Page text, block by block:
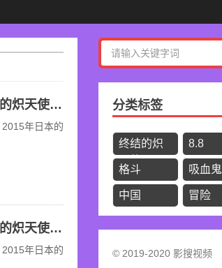
终结的炽天使(2015日本8.8分格斗,吸血鬼片)终结的炽天使 第5话 与黑鬼的契约
年日本的
终结的炽天使(2015日本8.8分格斗,吸血鬼片)终结的炽天使 第4话 吸血鬼米迦尔
年日本的
分类标签
终结的炽
天使
8.8
格斗 吸血鬼
中国 冒险
© 2019-2020 影搜视频